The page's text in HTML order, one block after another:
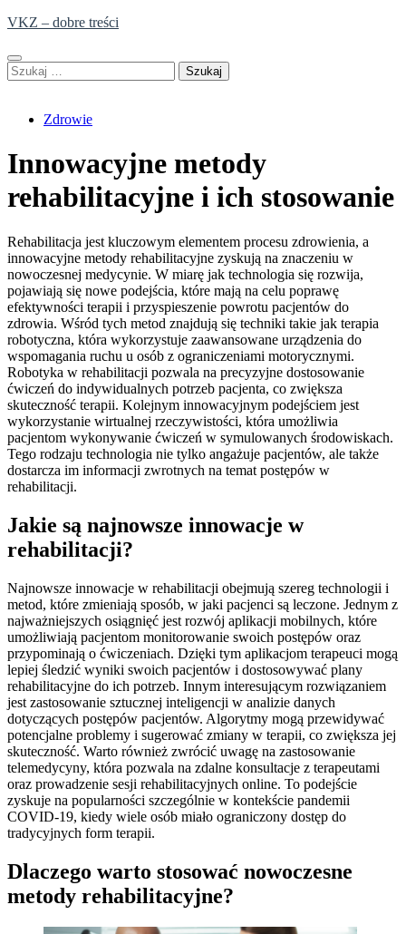
Skip
content
VKZ – dobre treści
Szukaj:
Zdrowie
Innowacyjne metody
rehabilitacyjne i ich stosowanie
Rehabilitacja jest kluczowym elementem procesu zdrowienia, a
innowacyjne metody rehabilitacyjne zyskują na znaczeniu w
nowoczesnej medycynie. W miarę jak technologia się rozwija,
pojawiają się nowe podejścia, które mają na celu poprawę
efektywności terapii i przyspieszenie powrotu pacjentów do
zdrowia. Wśród tych metod znajdują się techniki takie jak terapia
robotyczna, która wykorzystuje zaawansowane urządzenia do
wspomagania ruchu u osób z ograniczeniami motorycznymi.
Robotyka w rehabilitacji pozwala na precyzyjne dostosowanie
ćwiczeń do indywidualnych potrzeb pacjenta, co zwiększa
skuteczność terapii. Kolejnym innowacyjnym podejściem jest
wykorzystanie wirtualnej rzeczywistości, która umożliwia
pacjentom wykonywanie ćwiczeń w symulowanych środowiskach.
Tego rodzaju technologia nie tylko angażuje pacjentów, ale także
dostarcza im informacji zwrotnych na temat postępów w
rehabilitacji.
Jakie są najnowsze innowacje w
rehabilitacji?
Najnowsze innowacje w rehabilitacji obejmują szereg technologii i
metod, które zmieniają sposób, w jaki pacjenci są leczone. Jednym z
najważniejszych osiągnięć jest rozwój aplikacji mobilnych, które
umożliwiają pacjentom monitorowanie swoich postępów oraz
przypominają o ćwiczeniach. Dzięki tym aplikacjom terapeuci mogą
lepiej śledzić wyniki swoich pacjentów i dostosowywać plany
rehabilitacyjne do ich potrzeb. Innym interesującym rozwiązaniem
jest zastosowanie sztucznej inteligencji w analizie danych
dotyczących postępów pacjentów. Algorytmy mogą przewidywać
potencjalne problemy i sugerować zmiany w terapii, co zwiększa jej
skuteczność. Warto również zwrócić uwagę na zastosowanie
telemedycyny, która pozwala na zdalne konsultacje z terapeutami
oraz prowadzenie sesji rehabilitacyjnych online. To podejście
zyskuje na popularności szczególnie w kontekście pandemii
COVID-19, kiedy wiele osób miało ograniczony dostęp do
tradycyjnych form terapii.
Dlaczego warto stosować nowoczesne
metody rehabilitacyjne?